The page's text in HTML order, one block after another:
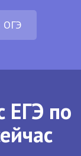
ОГЭ
ЕГЭ по